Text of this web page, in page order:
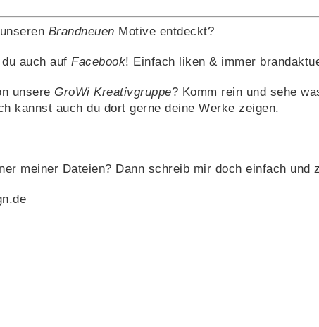
Brandneuen Motive entdeckt?
auch auf Facebook! Einfach liken & immer
unsere GroWi Kreativgruppe? Komm rein und sehe
kannst auch du dort gerne deine Werke zeigen.
meiner Dateien? Dann schreib mir doch einfach und